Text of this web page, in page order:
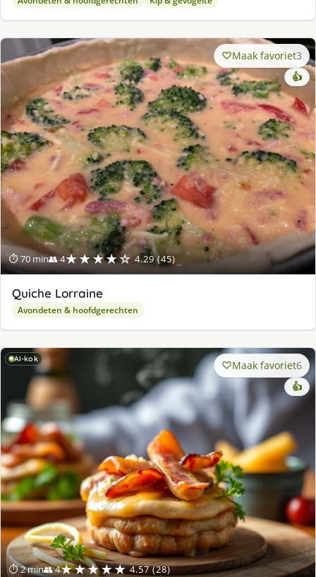
⏱ 70 min👥 4★★★★☆ 4.29 (45)
Maak favoriet3
👍
Quiche Lorraine
Avondeten & hoofdgerechten
AI-kok
⏱ 2 min👥 4★★★★★ 4.57 (28)
Maak favoriet6
👍